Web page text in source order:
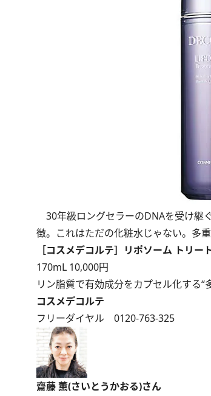
30年級ロングセラーのDNAを受け継
徴。これはただの化粧水じゃない。多
［コスメデコルテ］リポソーム トリー
170mL 10,000円
リン脂質で有効成分をカプセル化する
コスメデコルテ
フリーダイヤル 0120-763-325
齋藤 薫(さいとうかおる)さん